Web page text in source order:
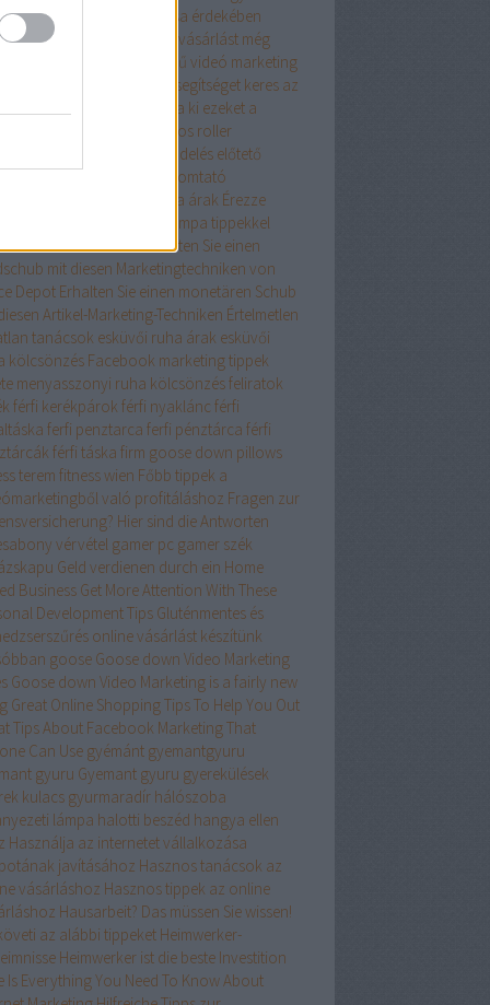
tanács az élete javítása érdekében
tanácsaink az online vásárlást még
Egyszerű videó marketing
Egy kis segítséget keres az
Marketingben? Próbálja ki ezeket a
Elektromos roller
élelmiszer rendelés előtető
toló erkélyajtó
epson nyomtató
ereszcsatorna árak Érezze
profinak ezekkel a Netlámpa tippekkel
iskolatáskaErhalten Sie einen
mit diesen Marketingtechniken von
Depot Erhalten Sie einen monetären Schub
Artikel-Marketing-Techniken Értelmetlen
tanácsok esküvői ruha árak esküvői
kölcsönzés Facebook marketing tippek
menyasszonyi ruha kölcsönzésfeliratok
férfi kerékpárok férfi nyaklánc férfi
ferfi penztarca ferfi pénztárca férfi
férfi táska firm goose down pillows
terem fitness wien Főbb tippek a
való profitáláshoz Fragen zur
Hier sind die Antworten
vérvétel gamer pc gamer szék
Geld verdienen durch ein Home
Business Get More Attention With These
Development Tips Gluténmentes és
online vásárlást készítünk
goose Goose down Video Marketing
Goose down Video Marketing is a fairly new
Great Online Shopping Tips To Help You Out
Tips About Facebook Marketing That
Can Use gyémánt gyemantgyuru
gyuru Gyemant gyuru gyerekülések
kulacs gyurmaradír hálószoba
lámpa halotti beszéd hangya ellen
Használja az internetet vállalkozása
javításához Hasznos tanácsok az
vásárláshoz Hasznos tippek az online
Hausarbeit? Das müssen Sie wissen!
az alábbi tippeket Heimwerker-
Heimwerker ist die beste Investition
Is Everything You Need To Know About